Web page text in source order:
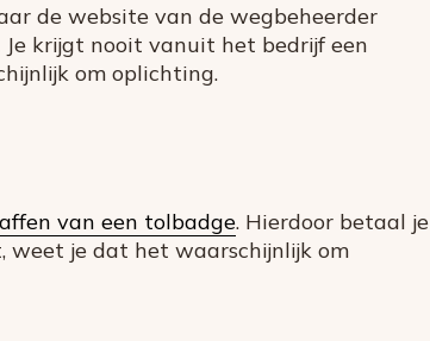
de website van de wegbeheerder
krijgt nooit vanuit het bedrijf een
om oplichting.
van een tolbadge. Hierdoor betaal je
weet je dat het waarschijnlijk om